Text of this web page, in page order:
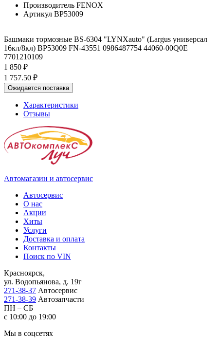
Производитель FENOX
Артикул BP53009
Башмаки тормозные BS-6304 "LYNXauto" (Largus универсал
16кл/8кл) BP53009 FN-43551 0986487754 44060-00Q0E
7701210109
1 850 ₽
1 757.50 ₽
Ожидается поставка
Характеристики
Отзывы
Автомагазин и автосервис
Автосервис
О нас
Акции
Хиты
Услуги
Доставка и оплата
Контакты
Поиск по VIN
Красноярск,
ул. Водопьянова, д. 19г
271-38-37 Автосервис
271-38-39 Автозапчасти
ПН – СБ
с 10:00 до 19:00
Мы в соцсетях